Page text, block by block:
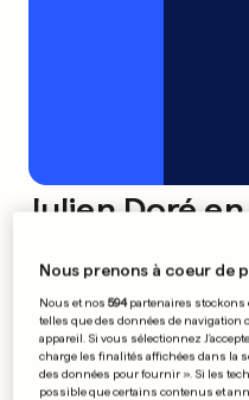
Julien Doré
0 0
Nous prenons à coeur de
Nous et nos594partenaires stockons
telles que des données de
appareil. Si vous sélectionnez
charge les finalités affichées dans la
des données pour fournir ». Si les
possible que certains contenus et